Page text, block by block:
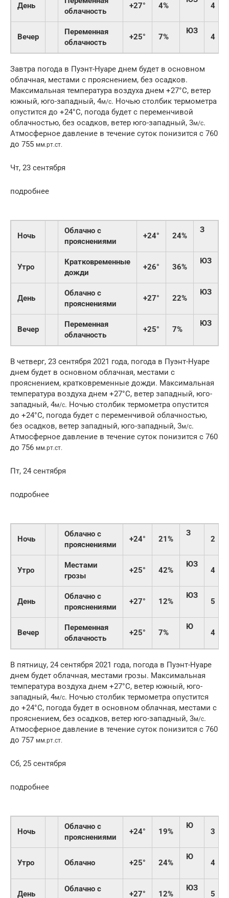
День
облачность
+27° 4% 4
Вечер
Переменная
облачность
+25° 7%
ЮЗ
4
Завтра погода в Пуэнт-Нуаре днем будет в основном
облачная, местами с прояснением, без осадков.
Максимальная температура воздуха днем +27°C, ветер
южный, юго-западный, 4м/с. Ночью столбик термометра
опустится до +24°C, погода будет с переменчивой
облачностью, без осадков, ветер юго-западный, 3м/с.
Атмосферное давление в течение суток понизится с 760
до 755 мм.рт.ст.
Чт, 23 сентября
подробнее
Ночь
Облачно с
прояснениями
+24° 24%
З
Утро
Кратковременные
дожди
+26° 36%
ЮЗ
День
Облачно с
прояснениями
+27° 22%
ЮЗ
Вечер
Переменная
облачность
+25° 7%
ЮЗ
В четверг, 23 сентября 2021 года, погода в Пуэнт-Нуаре
днем будет в основном облачная, местами с
прояснением, кратковременные дожди. Максимальная
температура воздуха днем +27°C, ветер западный, юго-
западный, 4м/с. Ночью столбик термометра опустится
до +24°C, погода будет с переменчивой облачностью,
без осадков, ветер западный, юго-западный, 3м/с.
Атмосферное давление в течение суток понизится с 760
до 756 мм.рт.ст.
Пт, 24 сентября
подробнее
Ночь
Облачно с
прояснениями
+24° 21%
З
2
Утро
Местами
грозы
+25° 42%
ЮЗ
4
День
Облачно с
прояснениями
+27° 12%
ЮЗ
5
Вечер
Переменная
облачность
+25° 7%
Ю
4
В пятницу, 24 сентября 2021 года, погода в Пуэнт-Нуаре
днем будет облачная, местами грозы. Максимальная
температура воздуха днем +27°C, ветер южный, юго-
западный, 4м/с. Ночью столбик термометра опустится
до +24°C, погода будет в основном облачная, местами с
прояснением, без осадков, ветер юго-западный, 3м/с.
Атмосферное давление в течение суток понизится с 760
до 757 мм.рт.ст.
Сб, 25 сентября
подробнее
Ночь
Облачно с
прояснениями
+24° 19%
Ю
3
Утро Облачно +25° 24%
Ю
4
День
Облачно с
+27° 12%
ЮЗ
5